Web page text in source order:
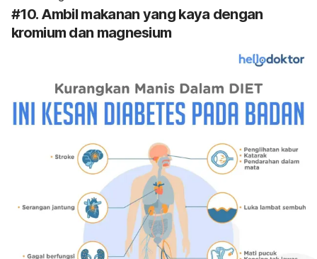
#10. Ambil makanan yang kaya dengan
kromium dan magnesium